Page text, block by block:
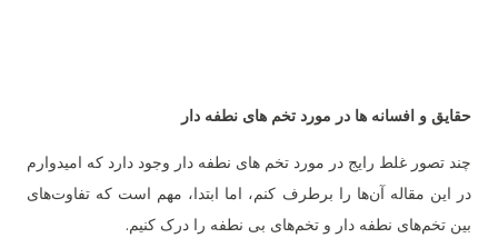
حقایق و افسانه ها در مورد تخم های نطفه دار
چند تصور غلط رایج در مورد تخم های نطفه دار وجود دارد که امیدوارم
در این مقاله آن‌ها را برطرف کنم، اما ابتدا، مهم است که تفاوت‌های
بین تخم‌های نطفه دار و تخم‌های بی نطفه را درک کنیم.